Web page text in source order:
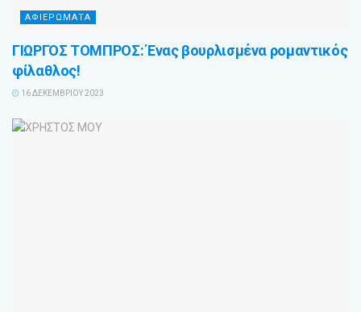
ΑΦΙΕΡΩΜΑΤΑ
ΓΙΩΡΓΟΣ ΤΟΜΠΡΟΣ: Ένας βουρλισμένα ρομαντικός
φίλαθλος!
16 ΔΕΚΕΜΒΡΊΟΥ 2023